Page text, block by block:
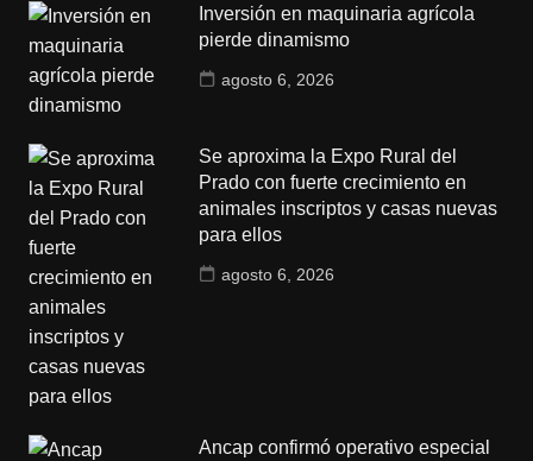
Inversión en maquinaria agrícola
pierde dinamismo
agosto 6, 2026
Se aproxima la Expo Rural del
Prado con fuerte crecimiento en
animales inscriptos y casas nuevas
para ellos
agosto 6, 2026
Ancap confirmó operativo especial